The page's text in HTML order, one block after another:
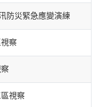
防災緊急應變演練
察
視察